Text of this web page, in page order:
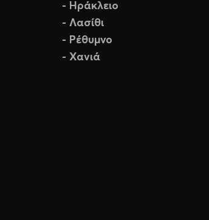
- Ηράκλειο
- Λασίθι
- Ρέθυμνο
- Χανιά